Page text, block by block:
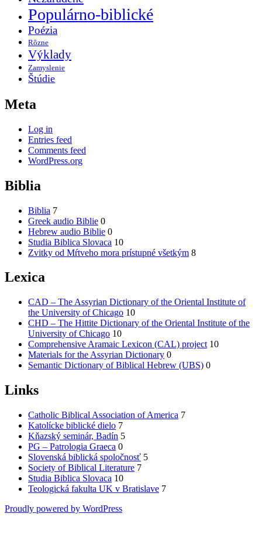
Populárno-biblické
Poézia
Rôzne
Výklady
Zamyslenie
Štúdie
Meta
Log in
Entries feed
Comments feed
WordPress.org
Biblia
Biblia 7
Greek audio Biblie 0
Hebrew audio Biblie 0
Studia Biblica Slovaca 10
Zvitky od Mŕtveho mora prístupné všetkým 8
Lexica
CAD – The Assyrian Dictionary of the Oriental Institute of
the University of Chicago 10
CHD – The Hittite Dictionary of the Oriental Institute of the
University of Chicago 10
Comprehensive Aramaic Lexicon (CAL) project 10
Materials for the Assyrian Dictionary 0
Semantic Dictionary of Biblical Hebrew (UBS) 0
Links
Catholic Biblical Association of America 7
Katolícke biblické dielo 7
Kňazský seminár, Badín 5
PG – Patrologia Graeca 0
Slovenská biblická spoločnosť 5
Society of Biblical Literature 7
Studia Biblica Slovaca 10
Teologická fakulta UK v Bratislave 7
Proudly powered by WordPress